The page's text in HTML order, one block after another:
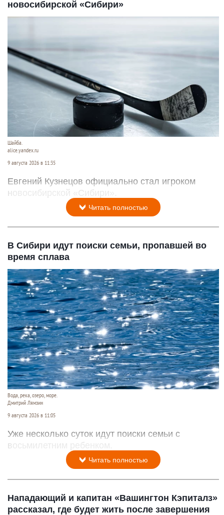
новосибирской «Сибири»
Шайба.
alice.yandex.ru
9 августа 2026 в 11:35
Евгений Кузнецов официально стал игроком
новосибирской «Сибири».
Читать полностью
В Сибири идут поиски семьи, пропавшей во
время сплава
Вода, река, озеро, море.
Дмитрий Лямзин
9 августа 2026 в 11:05
Уже несколько суток идут поиски семьи с
восьмилетним ребенком.
Читать полностью
Нападающий и капитан «Вашингтон Кэпиталз»
рассказал, где будет жить после завершения